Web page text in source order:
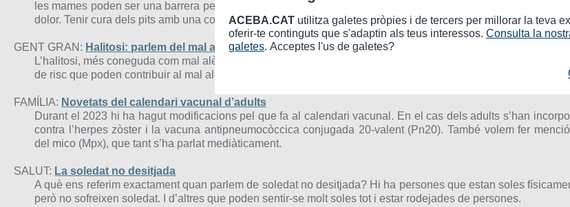
les mames poden ser una barrera per a la pràctica esportiva en noies adolescents, ja que els hi causen
dolor. Tenir cura dels pits amb una correcta subjecció és essencial per a evitar incomoditats i lesions.
GENT GRAN: Halitosi: parlem del mal alè
L’halitosi, més coneguda com mal alè, és una olor desagradable que s’emet des de la cavitat oral. Us
de risc que poden contribuir al mal alè i el seu abordatge clínic i terapèutic.
FAMÍLIA: Novetats del calendari vacunal d’adults
Durant el 2023 hi ha hagut modificacions pel que fa al calendari vacunal. En el cas dels adults s’han
contra l’herpes zòster i la vacuna antipneumocòccica conjugada 20-valent (Pn20). També volem fer
del mico (Mpx), que tant s’ha parlat mediàticament.
SALUT: La soledat no desitjada
A què ens referim exactament quan parlem de soledat no desitjada? Hi ha persones que estan soles
però no sofreixen soledat. I d’altres que poden sentir-se molt soles tot i estar rodejades de persones.
ACEBA.CAT utilitza galetes pròpies i de tercers per millorar la teva
oferir-te continguts que s'adaptin als teus interessos. Consulta la
galetes. Acceptes l'us de galetes?